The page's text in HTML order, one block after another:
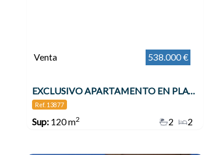
Venta 538.000 €
EXCLUSIVO APARTAMENTO EN PLAYAMAR , Torremolinos
Ref. 13877
Sup:120 m2 2
2